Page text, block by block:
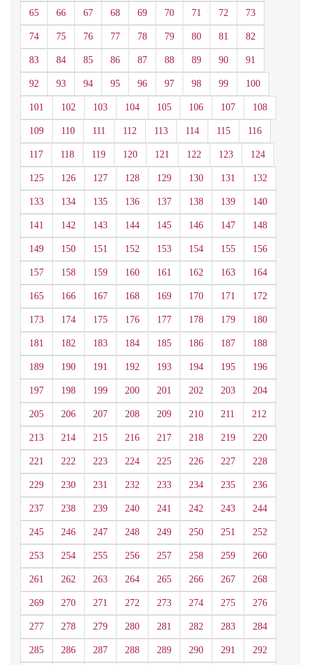
65 66 67 68 69 70 71 72 73
74 75 76 77 78 79 80 81 82
83 84 85 86 87 88 89 90 91
92 93 94 95 96 97 98 99 100
101 102 103 104 105 106 107 108
109 110 111 112 113 114 115 116
117 118 119 120 121 122 123 124
125 126 127 128 129 130 131 132
133 134 135 136 137 138 139 140
141 142 143 144 145 146 147 148
149 150 151 152 153 154 155 156
157 158 159 160 161 162 163 164
165 166 167 168 169 170 171 172
173 174 175 176 177 178 179 180
181 182 183 184 185 186 187 188
189 190 191 192 193 194 195 196
197 198 199 200 201 202 203 204
205 206 207 208 209 210 211 212
213 214 215 216 217 218 219 220
221 222 223 224 225 226 227 228
229 230 231 232 233 234 235 236
237 238 239 240 241 242 243 244
245 246 247 248 249 250 251 252
253 254 255 256 257 258 259 260
261 262 263 264 265 266 267 268
269 270 271 272 273 274 275 276
277 278 279 280 281 282 283 284
285 286 287 288 289 290 291 292